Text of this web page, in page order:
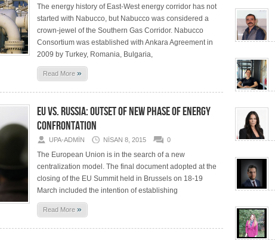
The energy history of East-West energy corridor has not
started with Nabucco, but Nabucco was considered a
crown-jewel of the Southern Gas Corridor. Nabucco
Consortium was established with Ankara Agreement in
2009 by Turkey, Romania, Bulgaria,
Read More »
EU VS. RUSSIA: OUTSET OF NEW PHASE OF ENERGY
CONFRONTATION
UPA-ADMIN NISAN 8, 2015 0
The European Union is in the search of a new
centralization model. The final document adopted at the
closing of the EU Summit held in Brussels on 18-19
March included the intention of establishing
Read More »